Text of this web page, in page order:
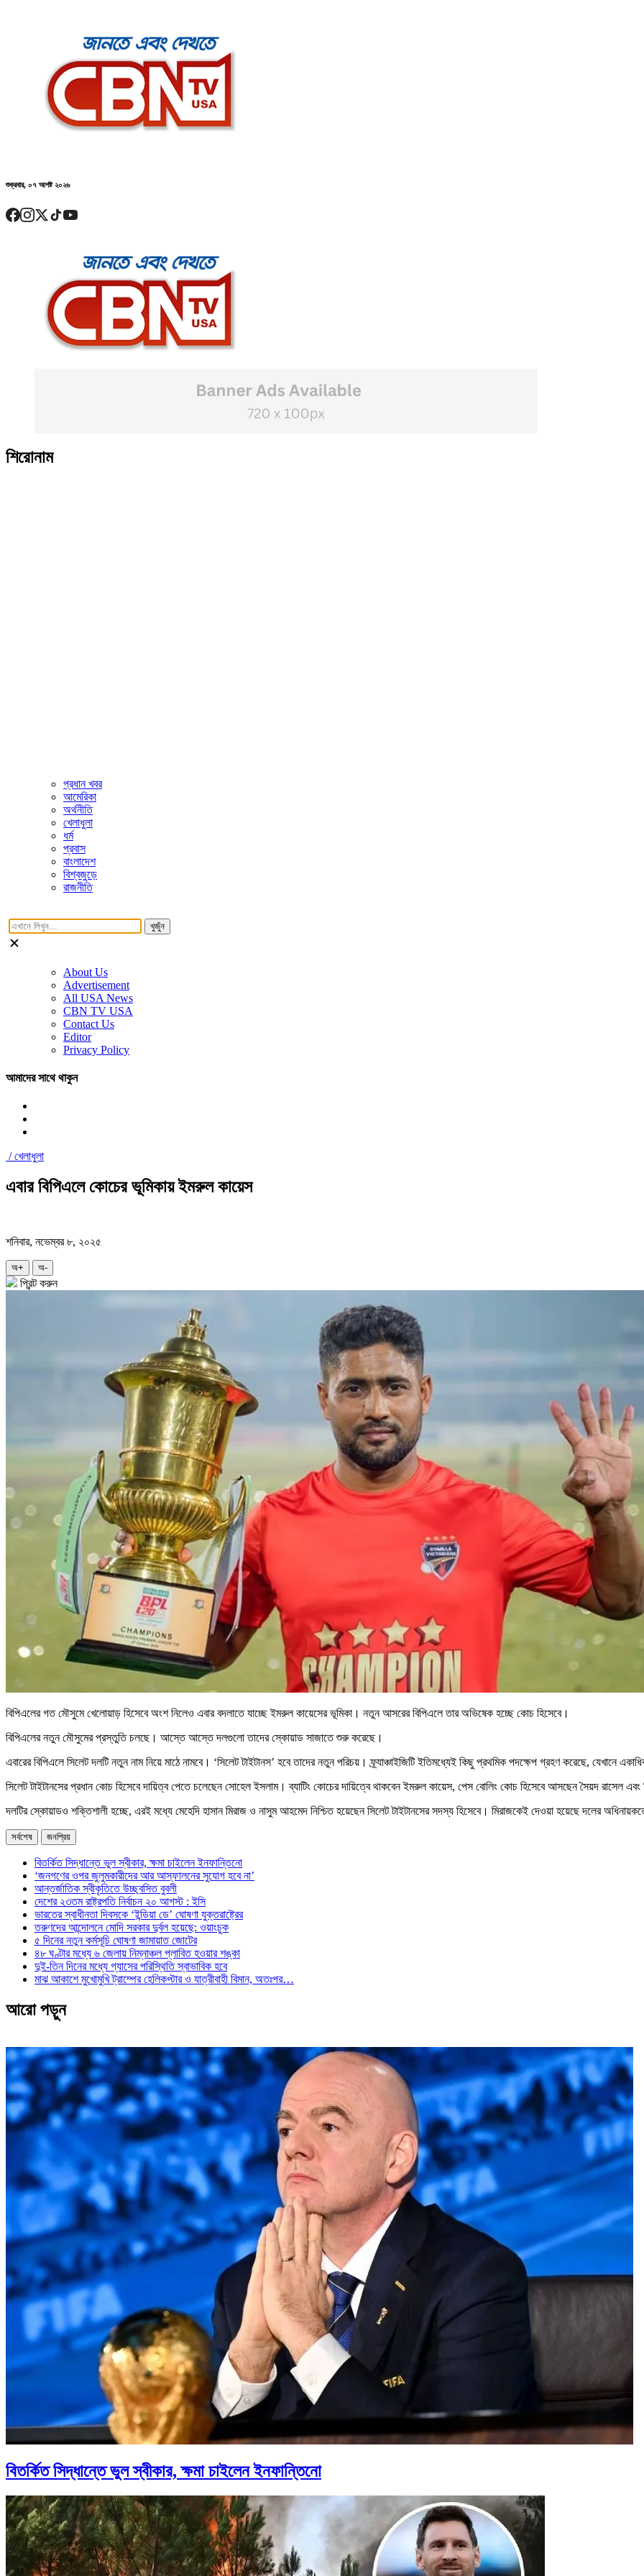
শুক্রবার, ০৭ আগষ্ট ২০২৬
শিরোনাম
প্রধান খবর
আমেরিকা
অর্থনীতি
খেলাধুলা
ধর্ম
প্রবাস
বাংলাদেশ
বিশ্বজুড়ে
রাজনীতি
খুজুঁন
About Us
Advertisement
All USA News
CBN TV USA
Contact Us
Editor
Privacy Policy
আমাদের সাথে থাকুন
/খেলাধুলা
এবার বিপিএলে কোচের ভূমিকায় ইমরুল কায়েস
শনিবার, নভেম্বর ৮, ২০২৫
অ+ অ-
প্রিন্ট করুন
বিপিএলের গত মৌসুমে খেলোয়াড় হিসেবে অংশ নিলেও এবার বদলাতে যাচ্ছে ইমরুল কায়েসের ভূমিকা। নতুন আসরের বিপিএলে তার অভিষেক হচ্ছে কোচ হিসেবে।
বিপিএলের নতুন মৌসুমের প্রস্তুতি চলছে। আস্তে আস্তে দলগুলো তাদের স্কোয়াড সাজাতে শুরু করেছে।
এবারের বিপিএলে সিলেট দলটি নতুন নাম নিয়ে মাঠে নামবে। ‘সিলেট টাইটানস’ হবে তাদের নতুন পরিচয়। ফ্র্যাঞ্চাইজিটি ইতিমধ্যেই কিছু প্রথমিক পদক্ষেপ গ্রহণ করেছে, যেখানে
সিলেট টাইটানসের প্রধান কোচ হিসেবে দায়িত্ব পেতে চলেছেন সোহেল ইসলাম। ব্যাটিং কোচের দায়িত্বে থাকবেন ইমরুল কায়েস, পেস বোলিং কোচ হিসেবে আসছেন সৈয়দ রাসেল এবং
দলটির স্কোয়াডও শক্তিশালী হচ্ছে, এরই মধ্যে মেহেদি হাসান মিরাজ ও নাসুম আহমেদ নিশ্চিত হয়েছেন সিলেট টাইটানসের সদস্য হিসেবে। মিরাজকেই দেওয়া হয়েছে দলের
সর্বশেষ জনপ্রিয়
বিতর্কিত সিদ্ধান্তে ভুল স্বীকার, ক্ষমা চাইলেন ইনফান্তিনো
‘জনগণের ওপর জুলুমকারীদের আর আস্ফালনের সুযোগ হবে না’
আন্তর্জাতিক স্বীকৃতিতে উচ্ছ্বসিত বুবলী
দেশের ২৩তম রাষ্ট্রপতি নির্বাচন ২০ আগস্ট : ইসি
ভারতের স্বাধীনতা দিবসকে ‘ইন্ডিয়া ডে’ ঘোষণা যুক্তরাষ্ট্রের
তরুণদের আন্দোলনে মোদি সরকার দুর্বল হয়েছে: ওয়াংচুক
৫ দিনের নতুন কর্মসূচি ঘোষণা জামায়াত জোটের
৪৮ ঘণ্টার মধ্যে ৬ জেলায় নিম্নাঞ্চল প্লাবিত হওয়ার শঙ্কা
দুই-তিন দিনের মধ্যে গ্যাসের পরিস্থিতি স্বাভাবিক হবে
মাঝ আকাশে মুখোমুখি ট্রাম্পের হেলিকপ্টার ও যাত্রীবাহী বিমান, অতঃপর…
আরো পড়ুন
বিতর্কিত সিদ্ধান্তে ভুল স্বীকার, ক্ষমা চাইলেন ইনফান্তিনো